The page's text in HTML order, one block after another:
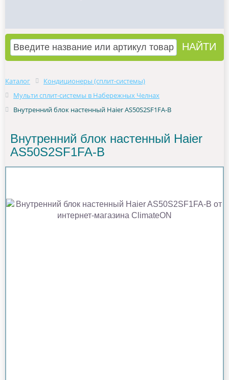
Каталог
Кондиционеры (сплит-системы)
Мульти сплит-системы в Набережных Челнах
Внутренний блок настенный Haier AS50S2SF1FA-B
Внутренний блок настенный Haier
AS50S2SF1FA-B